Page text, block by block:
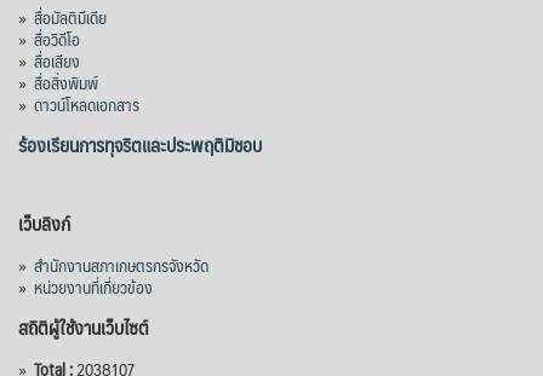
» สื่อมัลติมีเดีย
» สื่อวิดีโอ
» สื่อเสียง
» สื่อสิ่งพิมพ์
» ดาวน์โหลดเอกสาร
ร้องเรียนการทุจริตและประพฤติมิชอบ
เว็บลิงก์
» สำนักงานสภาเกษตรกรจังหวัด
» หน่วยงานที่เกี่ยวข้อง
สถิติผู้ใช้งานเว็บไซต์
» Total :2038107